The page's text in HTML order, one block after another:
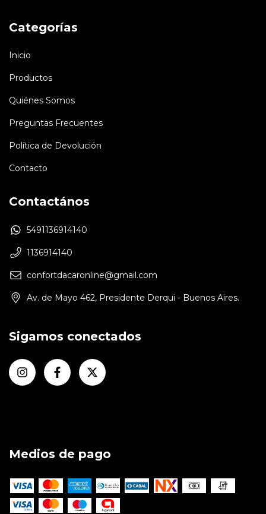
Categorías
Inicio
Productos
Quiénes Somos
Preguntas Frecuentes
Política de Devolución
Contacto
Contactános
5491136914140
1136914140
confortdacaronline@gmail.com
Av. de Mayo 462, Presidente Derqui - Buenos Aires.
Sigamos conectados
Medios de pago